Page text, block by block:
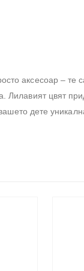
аксесоар – те
Лилавият цвят
дете